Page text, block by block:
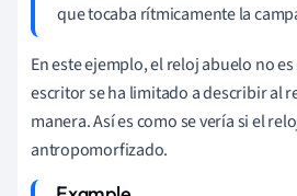
que tocaba rítmicamente la
En este ejemplo, el reloj abuelo no
escritor se ha limitado a describir al
manera. Así es como se vería si el
antropomorfizado.